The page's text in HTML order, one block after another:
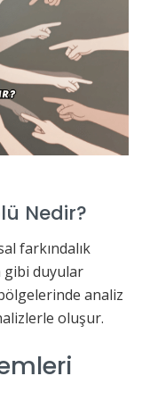
Nedir?
farkındalık
gibi duyular
analiz
oluşur.